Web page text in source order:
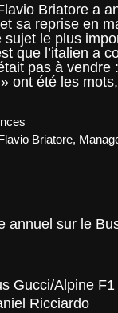
Briatore a
sa reprise en
sujet le plus
que l’italien a
pas à
ont été les
Briatore,
annuel sur le
Gucci/Alpine F1
Ricciardo